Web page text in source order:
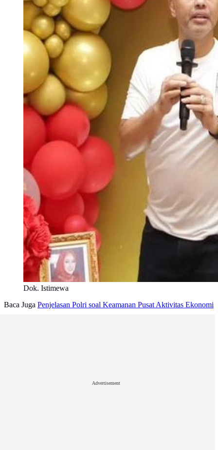
Dok. Istimewa
Baca Juga Penjelasan Polri soal Keamanan Pusat Aktivitas Ekonomi
Advertisement